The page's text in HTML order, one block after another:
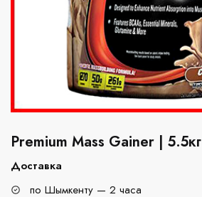
Premium Mass Gainer | 5.5кг
Доставка
по Шымкенту — 2 часа